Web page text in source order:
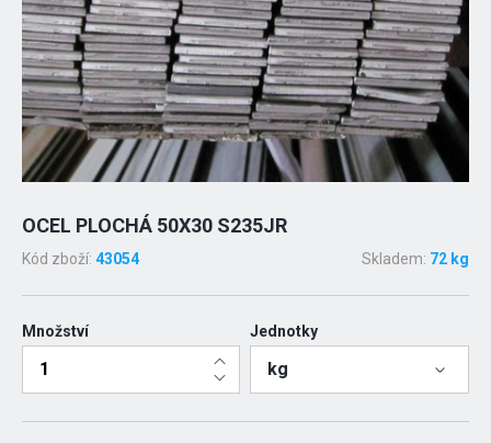
OCEL PLOCHÁ 50X30 S235JR
Kód zboží: 43054 Skladem: 72 kg
Množství Jednotky
kg